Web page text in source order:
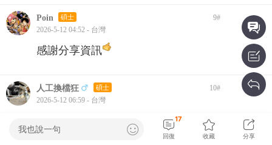
Poin 碩士 9#
2026-5-12 04:52 - 台灣
感謝分享資訊
人工換檔狂 碩士 10#
2026-5-12 06:59 - 台灣
引用: nrsair 發表於 2026-5-11 20:51
我也說一句
回復
17
收藏 分享